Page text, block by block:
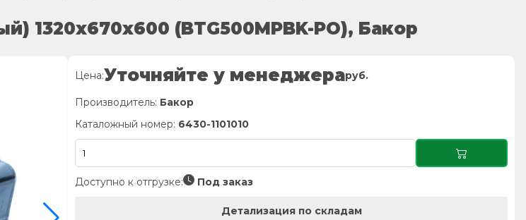
1320х670х600 (BTG500MPBK-PO), Бакор
Цена:Уточняйте у менеджераруб.
Производитель: Бакор
Каталожный номер: 6430-1101010
Доступно к отгрузке: Под заказ
Детализация по складам